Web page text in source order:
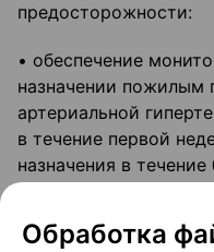
предосторожности:
• обеспечение
назначении пожилым
артериальной
в течение первой
назначения в
креатинина через 48-
Обработка